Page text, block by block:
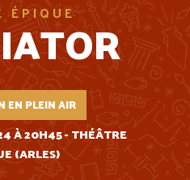
ÉPIQUE
EN PLEIN AIR
À 20H45 - THÉÂTRE
(ARLES)